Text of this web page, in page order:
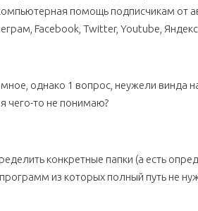
помощь подписчикам от
Facebook, Twitter, Youtube,
однако 1 вопрос, неужели винда
чего-то не понимаю?
конкретные папки (а есть
из которых полный путь не